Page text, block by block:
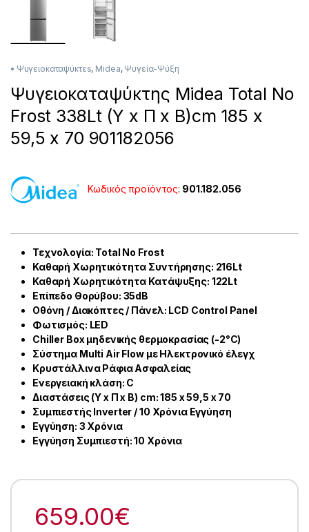
• Ψυγειοκαταψύκτεs, Midea, Ψυγεία-Ψύξη
Ψυγειοκαταψύκτης Midea Total No
Frost 338Lt (Υ x Π x Β)cm 185 x
59,5 x 70 901182056
Κωδικός προϊόντος: 901.182.056
Τεχνολογία: Total No Frost
Καθαρή Χωρητικότητα Συντήρησης: 216Lt
Καθαρή Χωρητικότητα Κατάψυξης: 122Lt
Επίπεδο Θορύβου: 35dB
Οθόνη / Διακόπτες / Πάνελ: LCD Control Panel
Φωτισμός: LED
Chiller Box μηδενικής θερμοκρασίας (-2°C)
Σύστημα Μulti Air Flow με Ηλεκτρονικό έλεγχ
Κρυστάλλινα Ράφια Ασφαλείας
Ενεργειακή κλάση: C
Διαστάσεις (Υ x Π x Β) cm: 185 x 59,5 x 70
Συμπιεστής Inverter / 10 Xρόνια Εγγύηση
Εγγύηση: 3 Χρόνια
Εγγύηση Συμπιεστή: 10 Χρόνια
659.00€